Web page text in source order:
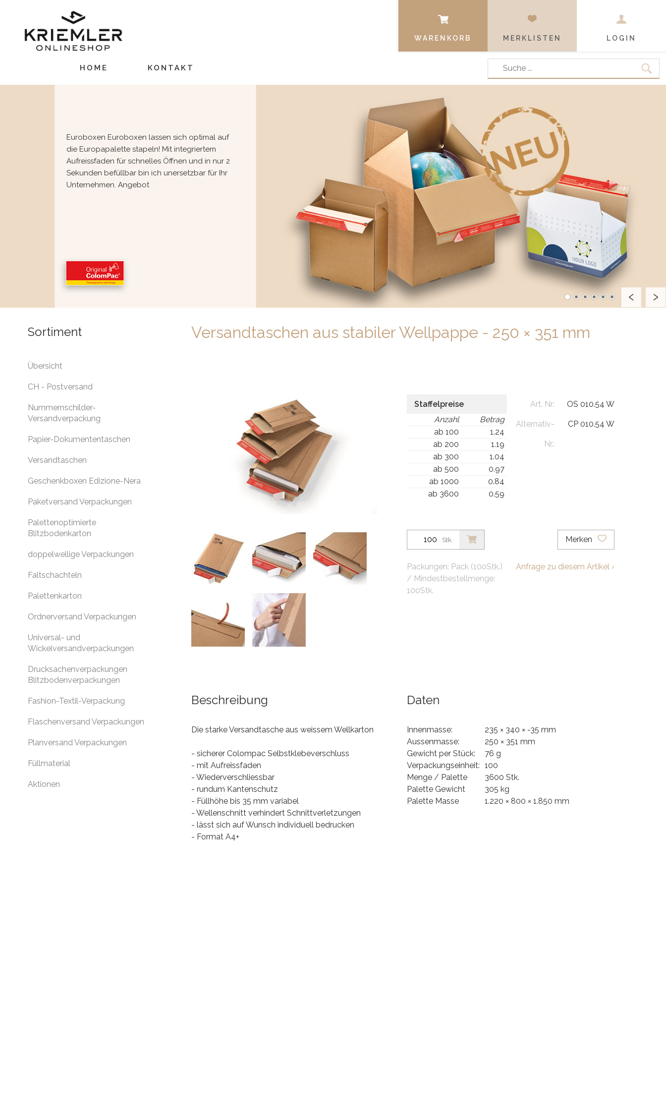
WARENKORB MERKLISTEN LOGIN
HOME KONTAKT
Euroboxen Euroboxen lassen sich optimal auf
die Europapalette stapeln! Mit integriertem
Aufreissfaden für schnelles Öffnen und in nur 2
Sekunden befüllbar bin ich unersetzbar für Ihr
Unternehmen. Angebot
Next
Prev
Sortiment
Übersicht
CH - Postversand
Nummernschilder-
Versandverpackung
Papier-Dokumententaschen
Versandtaschen
Geschenkboxen Edizione-Nera
Paketversand Verpackungen
Palettenoptimierte
Blitzbodenkarton
doppelwellige Verpackungen
Faltschachteln
Palettenkarton
Ordnerversand Verpackungen
Universal- und
Wickelversandverpackungen
Drucksachenverpackungen
Blitzbodenverpackungen
Fashion-Textil-Verpackung
Flaschenversand Verpackungen
Planversand Verpackungen
Füllmaterial
Aktionen
Versandtaschen aus stabiler Wellpappe - 250 × 351 mm
Staffelpreise
Anzahl
Betrag
ab 100
1.24
ab 200
1.19
ab 300
1.04
ab 500
0.97
ab 1000
0.84
ab 3600
0.59
Art. Nr: OS 010.54 W
Alternativ-
Nr.:
CP 010.54 W
Stk.
Packungen: Pack (100Stk.)
/ Mindestbestellmenge:
100Stk.
Merken
Anfrage zu diesem Artikel ›
Beschreibung
Die starke Versandtasche aus weissem Wellkarton
- sicherer Colompac Selbstklebeverschluss
- mit Aufreissfaden
- Wiederverschliessbar
- rundum Kantenschutz
- Füllhöhe bis 35 mm variabel
- Wellenschnitt verhindert Schnittverletzungen
- lässt sich auf Wunsch individuell bedrucken
- Format A4+
Daten
Innenmasse:
235 × 340 × -35 mm
Aussenmasse:
250 × 351 mm
Gewicht per Stück:
76 g
Verpackungseinheit: 100
Menge / Palette
3600 Stk.
Palette Gewicht
305 kg
Palette Masse
1.220 × 800 × 1.850 mm